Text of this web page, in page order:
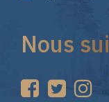
Pas
sur
pour
vos
Nous